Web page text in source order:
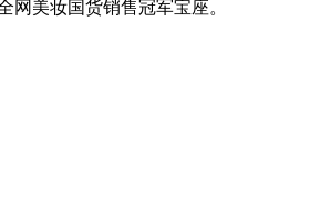
网美妆国货销售冠军宝座。